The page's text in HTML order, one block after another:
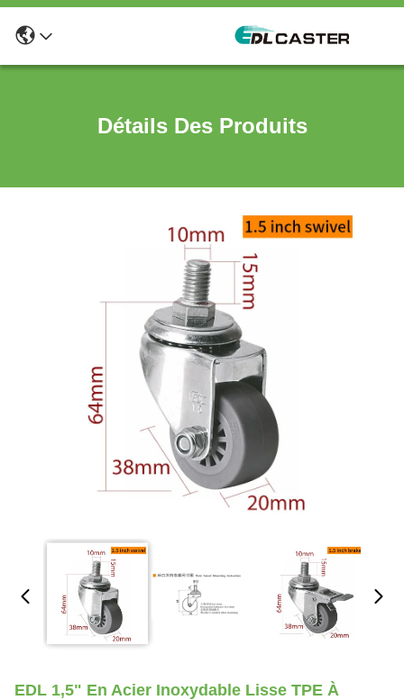
Détails Des Produits
EDL 1,5" En Acier Inoxydable Lisse TPE À